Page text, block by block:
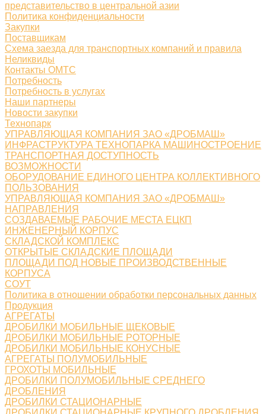
представительство в центральной азии
Политика конфиденциальности
Закупки
Поставщикам
Схема заезда для транспортных компаний и правила
Неликвиды
Контакты ОМТС
Потребность
Потребность в услугах
Наши партнеры
Новости закупки
Технопарк
УПРАВЛЯЮЩАЯ КОМПАНИЯ ЗАО «ДРОБМАШ»
ИНФРАСТРУКТУРА ТЕХНОПАРКА МАШИНОСТРОЕНИЕ
ТРАНСПОРТНАЯ ДОСТУПНОСТЬ
ВОЗМОЖНОСТИ
ОБОРУДОВАНИЕ ЕДИНОГО ЦЕНТРА КОЛЛЕКТИВНОГО
ПОЛЬЗОВАНИЯ
УПРАВЛЯЮЩАЯ КОМПАНИЯ ЗАО «ДРОБМАШ»
НАПРАВЛЕНИЯ
СОЗДАВАЕМЫЕ РАБОЧИЕ МЕСТА ЕЦКП
ИНЖЕНЕРНЫЙ КОРПУС
СКЛАДСКОЙ КОМПЛЕКС
ОТКРЫТЫЕ СКЛАДСКИЕ ПЛОЩАДИ
ПЛОЩАДИ ПОД НОВЫЕ ПРОИЗВОДСТВЕННЫЕ
КОРПУСА
СОУТ
Политика в отношении обработки персональных данных
Продукция
АГРЕГАТЫ
ДРОБИЛКИ МОБИЛЬНЫЕ ЩЕКОВЫЕ
ДРОБИЛКИ МОБИЛЬНЫЕ РОТОРНЫЕ
ДРОБИЛКИ МОБИЛЬНЫЕ КОНУСНЫЕ
АГРЕГАТЫ ПОЛУМОБИЛЬНЫЕ
ГРОХОТЫ МОБИЛЬНЫЕ
ДРОБИЛКИ ПОЛУМОБИЛЬНЫЕ СРЕДНЕГО
ДРОБЛЕНИЯ
ДРОБИЛКИ СТАЦИОНАРНЫЕ